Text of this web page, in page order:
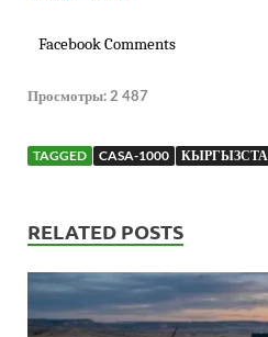
Facebook Comments
Просмотры: 2 487
TAGGED CASA-1000
RELATED POSTS